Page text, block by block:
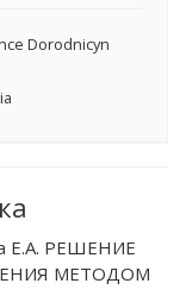
Dorodnicyn
Е.А. РЕШЕНИЕ
МЕТОДОМ